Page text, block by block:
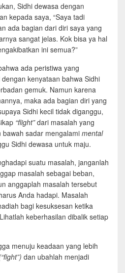
Sidhi dewasa dengan
kepada saya, “Saya tadi
ada bagian dari diri saya yang
sangat jelas. Kok bisa ya hal
ini semua?”
ada peristiwa yang
kenyataan bahwa Sidhi
gemuk. Namun karena
maka ada bagian diri yang
Sidhi kecil tidak diganggu,
“flight”dari masalah yang
sadar mengalami mental
Sidhi dewasa untuk maju.
suatu masalah, janganlah
masalah sebagai beban,
anggaplah masalah tersebut
Anda hadapi. Masalah
bagi kesuksesan ketika
keberhasilan dibalik setiap
menuju keadaan yang lebih
dan ubahlah menjadi